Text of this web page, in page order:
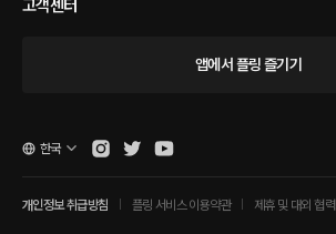
고객센터
앱에서 플링 즐기기
개인정보 취급방침 플링 서비스 이용약관 제휴 및 대외 협력
한국